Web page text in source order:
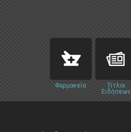
Φαρμακεία
Τίτλοι
Ειδήσεων